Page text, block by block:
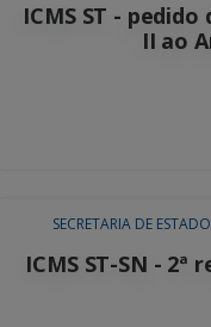
ICMS ST -
II ao
SECRETARIA DE
ICMS ST-SN - 2ª